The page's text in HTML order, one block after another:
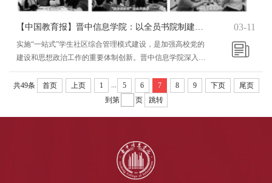
实施“一站式”学生社区综合管理模式建设，是加强高校党的
建设和思想政治工作的重要体制创新。晋中信息学院深入落
实立德树人根本任务，以习近平新时代中国特色社会主义思
想为指导，积极探索“培养什么人、怎样培养人、为谁培养
人”的教育根本问题，高位推进以全员书院制为载体的“一站
03-11
共49条 首页 上页 1 ... 5 6 7 8 9 下页
尾页
到第
页 跳转